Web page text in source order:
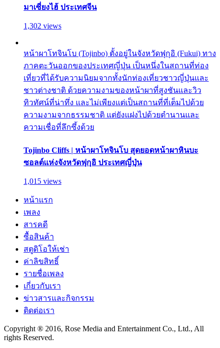
มาเซี่ยงไฮ้ ประเทศจีน
1,302 views
หน้าผาโทจินโบ (Tojinbo) ตั้งอยู่ในจังหวัดฟุกุอิ (Fukui) ทาง
ภาคตะวันออกของประเทศญี่ปุ่น เป็นหนึ่งในสถานที่ท่อง
เที่ยวที่ได้รับความนิยมจากทั้งนักท่องเที่ยวชาวญี่ปุ่นและ
ชาวต่างชาติ ด้วยความงามของหน้าผาที่สูงชันและวิว
ทิวทัศน์ที่น่าทึ่ง และไม่เพียงแต่เป็นสถานที่ที่เต็มไปด้วย
ความงามจากธรรมชาติ แต่ยังแฝงไปด้วยตำนานและ
ความเชื่อที่ลึกซึ้งด้วย
Tojinbo Cliffs | หน้าผาโทจินโบ สุดยอดหน้าผาหินบะ
ซอลต์แห่งจังหวัดฟุกุอิ ประเทศญี่ปุ่น
1,015 views
หน้าแรก
เพลง
สารคดี
ซื้อสินค้า
สตูดิโอให้เช่า
ค่าลิขสิทธิ์
รายชื่อเพลง
เกี่ยวกับเรา
ข่าวสารและกิจกรรม
ติดต่อเรา
Copyright ® 2016, Rose Media and Entertainment Co., Ltd., All
rights Reserved.